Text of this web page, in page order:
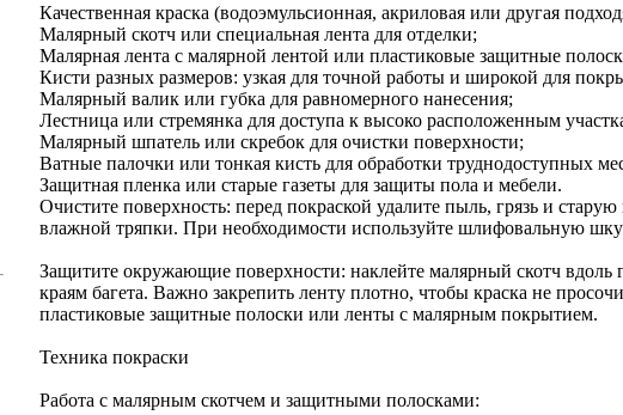
Качественная краска (водоэмульсионная, акриловая или другая
Малярный скотч или специальная лента для отделки;
Малярная лента с малярной лентой или пластиковые защитные
Кисти разных размеров: узкая для точной работы и широкой для
Малярный валик или губка для равномерного нанесения;
Лестница или стремянка для доступа к высоко расположенным
Малярный шпатель или скребок для очистки поверхности;
Ватные палочки или тонкая кисть для обработки труднодоступных
Защитная пленка или старые газеты для защиты пола и мебели.
Очистите поверхность: перед покраской удалите пыль, грязь и
влажной тряпки. При необходимости используйте шлифовальную
Защитите окружающие поверхности: наклейте малярный скотч вдоль
краям багета. Важно закрепить ленту плотно, чтобы краска не
пластиковые защитные полоски или ленты с малярным покрытием.
Техника покраски
Работа с малярным скотчем и защитными полосками: